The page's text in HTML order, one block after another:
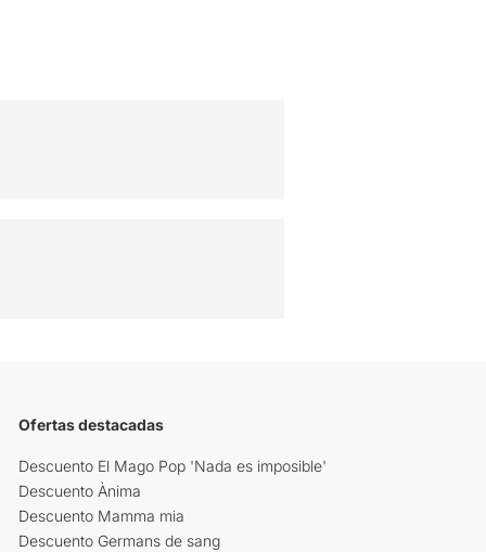
Ofertas destacadas
Descuento El Mago Pop 'Nada es imposible'
Descuento Ànima
Descuento Mamma mia
Descuento Germans de sang